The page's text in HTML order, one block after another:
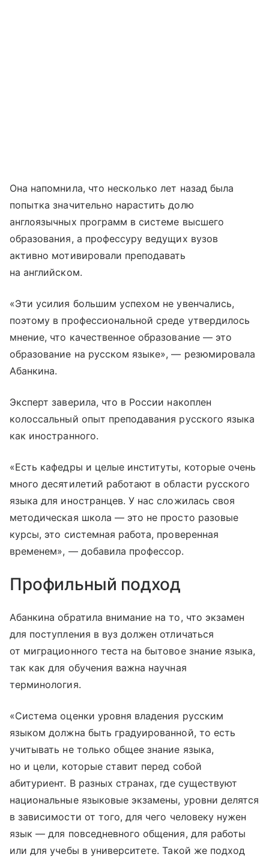
Она напомнила, что несколько лет назад была
попытка значительно нарастить долю
англоязычных программ в системе высшего
образования, а профессуру ведущих вузов
активно мотивировали преподавать
на английском.
«Эти усилия большим успехом не увенчались,
поэтому в профессиональной среде утвердилось
мнение, что качественное образование — это
образование на русском языке», — резюмировала
Абанкина.
Эксперт заверила, что в России накоплен
колоссальный опыт преподавания русского языка
как иностранного.
«Есть кафедры и целые институты, которые очень
много десятилетий работают в области русского
языка для иностранцев. У нас сложилась своя
методическая школа — это не просто разовые
курсы, это системная работа, проверенная
временем», — добавила профессор.
Профильный подход
Абанкина обратила внимание на то, что экзамен
для поступления в вуз должен отличаться
от миграционного теста на бытовое знание языка,
так как для обучения важна научная
терминология.
«Система оценки уровня владения русским
языком должна быть градуированной, то есть
учитывать не только общее знание языка,
но и цели, которые ставит перед собой
абитуриент. В разных странах, где существуют
национальные языковые экзамены, уровни делятся
в зависимости от того, для чего человеку нужен
язык — для повседневного общения, для работы
или для учебы в университете. Такой же подход